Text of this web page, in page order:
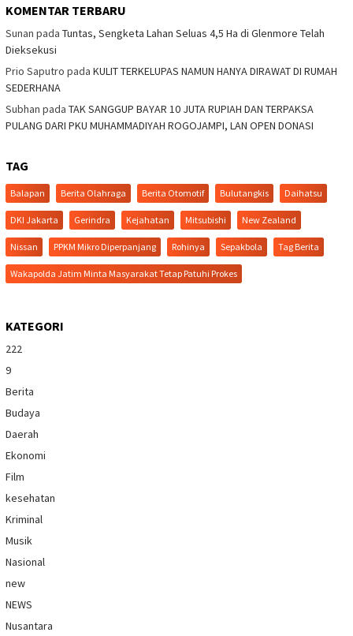
KOMENTAR TERBARU
Sunan pada Tuntas, Sengketa Lahan Seluas 4,5 Ha di Glenmore Telah
Dieksekusi
Prio Saputro pada KULIT TERKELUPAS NAMUN HANYA DIRAWAT DI RUMAH
SEDERHANA
Subhan pada TAK SANGGUP BAYAR 10 JUTA RUPIAH DAN TERPAKSA
PULANG DARI PKU MUHAMMADIYAH ROGOJAMPI, LAN OPEN DONASI
TAG
Balapan Berita Olahraga Berita Otomotif Bulutangkis Daihatsu
DKI Jakarta Gerindra Kejahatan Mitsubishi New Zealand
Nissan PPKM Mikro Diperpanjang Rohinya Sepakbola Tag Berita
Wakapolda Jatim Minta Masyarakat Tetap Patuhi Prokes
KATEGORI
222
9
Berita
Budaya
Daerah
Ekonomi
Film
kesehatan
Kriminal
Musik
Nasional
new
NEWS
Nusantara